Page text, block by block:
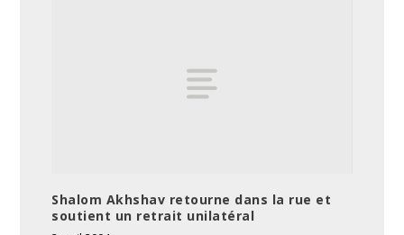
Shalom Akhshav retourne dans la rue et
soutient un retrait unilatéral